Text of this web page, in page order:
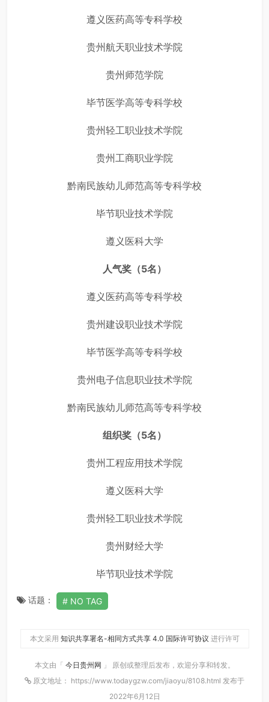
遵义医药高等专科学校
贵州航天职业技术学院
贵州师范学院
毕节医学高等专科学校
贵州轻工职业技术学院
贵州工商职业学院
黔南民族幼儿师范高等专科学校
毕节职业技术学院
遵义医科大学
人气奖（5名）
遵义医药高等专科学校
贵州建设职业技术学院
毕节医学高等专科学校
贵州电子信息职业技术学院
黔南民族幼儿师范高等专科学校
组织奖（5名）
贵州工程应用技术学院
遵义医科大学
贵州轻工职业技术学院
贵州财经大学
毕节职业技术学院
话题： NO TAG
本文采用 知识共享署名-相同方式共享 4.0 国际许可协议 进行许可
本文由「 今日贵州网 」 原创或整理后发布，欢迎分享和转发。
原文地址： https://www.todaygzw.com/jiaoyu/8108.html 发布于
2022年6月12日